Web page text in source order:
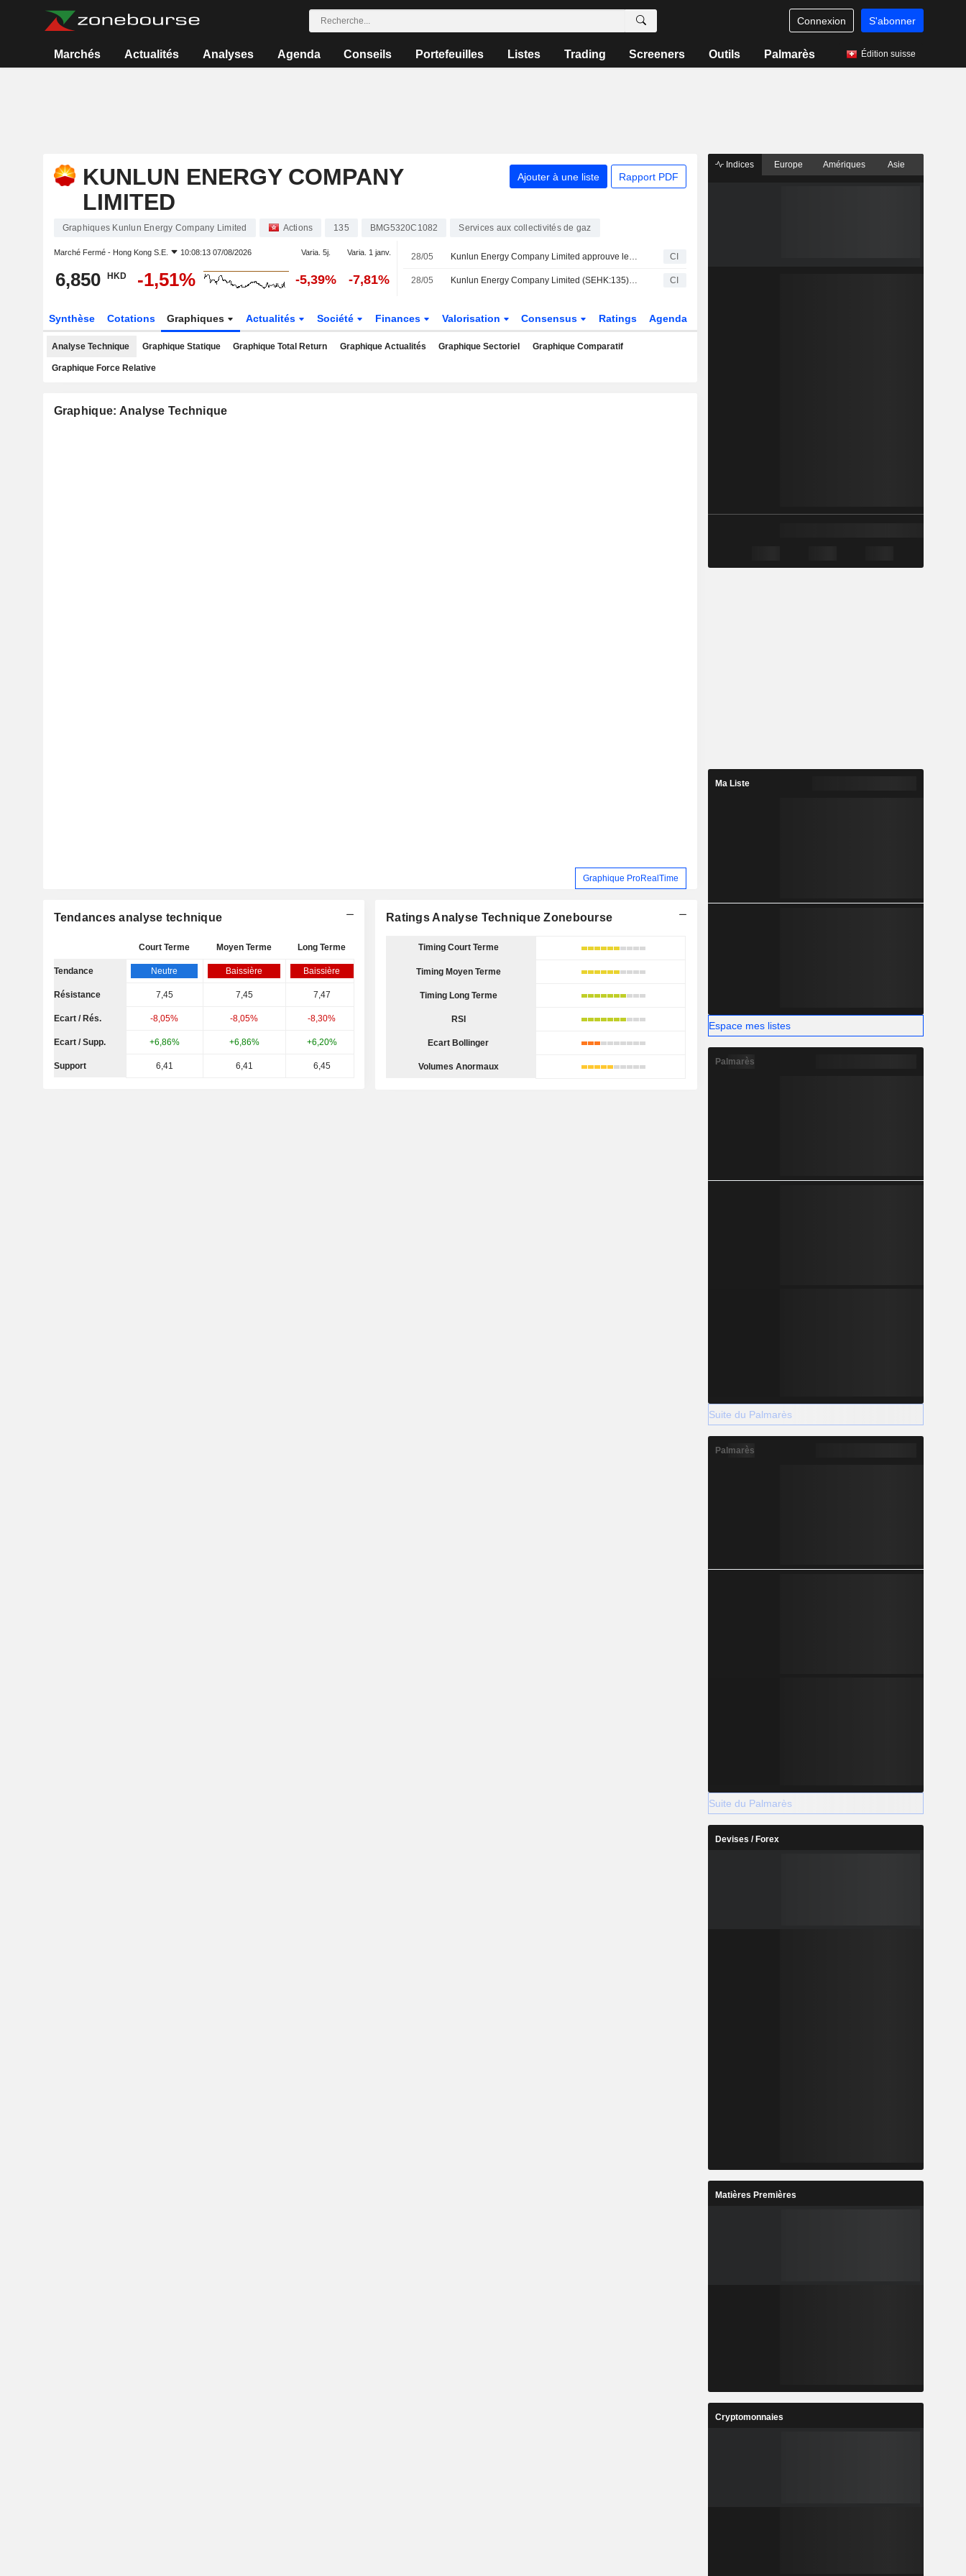
Connexion S'abonner
Marchés Actualités Analyses Agenda Conseils Portefeuilles Listes Trading Screeners Outils Palmarès Édition suisse
KUNLUN ENERGY COMPANY
LIMITED
Ajouter à une liste Rapport PDF
Graphiques Kunlun Energy Company Limited Actions 135 BMG5320C1082 Services aux collectivités de gaz
Marché Fermé - Hong Kong S.E. 10:08:13 07/08/2026 Varia. 5j. Varia. 1 janv.
6,850 HKD -1,51% -5,39% -7,81%
28/05 Kunlun Energy Company Limited approuve le dividende ordinaire final pour l'exercice clos le 31 décembre 2025, payable le 21 juillet 2026 CI
28/05 Kunlun Energy Company Limited (SEHK:135) lance un programme de rachat d'actions portant sur 865,880,170 titres, soit 10% de son capital social, en vertu de l'autorisation approuvée le 28 mai 2026. CI
Synthèse Cotations Graphiques Actualités Société Finances Valorisation Consensus Ratings Agenda
Analyse Technique Graphique Statique Graphique Total Return Graphique Actualités Graphique Sectoriel Graphique Comparatif
Graphique Force Relative
Graphique: Analyse Technique
Graphique ProRealTime
Tendances analyse technique
Court Terme Moyen Terme Long Terme
Tendance Neutre Baissière Baissière
Résistance 7,45 7,45 7,47
Ecart / Rés. -8,05% -8,05% -8,30%
Ecart / Supp. +6,86% +6,86% +6,20%
Support 6,41 6,41 6,45
Ratings Analyse Technique Zonebourse
Timing Court Terme
Timing Moyen Terme
Timing Long Terme
RSI
Ecart Bollinger
Volumes Anormaux
Indices Europe Amériques Asie
Ma Liste
Espace mes listes
Palmarès
Suite du Palmarès
Palmarès
Suite du Palmarès
Devises / Forex
Matières Premières
Cryptomonnaies